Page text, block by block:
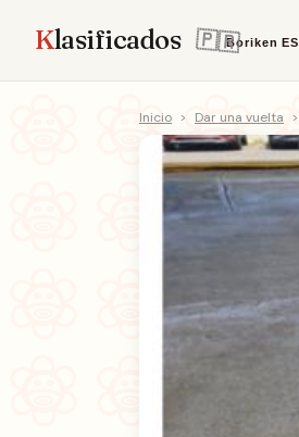
Klasificados Boriken ES
Inicio > Dar una vuelta >